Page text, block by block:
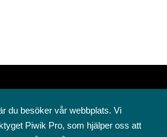
du besöker vår webbplats. Vi
Piwik Pro, som hjälper oss att